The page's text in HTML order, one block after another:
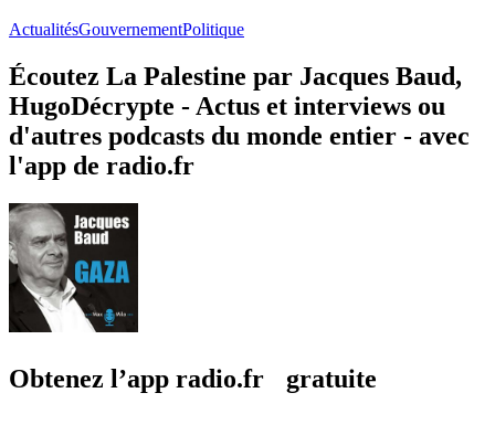
ActualitésGouvernementPolitique
Écoutez La Palestine par Jacques Baud,
HugoDécrypte - Actus et interviews ou
d'autres podcasts du monde entier - avec
l'app de radio.fr
Obtenez l’app radio.fr gratuite